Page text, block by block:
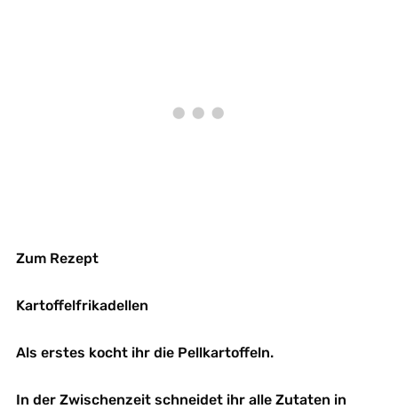
Zum Rezept
Kartoffelfrikadellen
Als erstes kocht ihr die Pellkartoffeln.
In der Zwischenzeit schneidet ihr alle Zutaten in